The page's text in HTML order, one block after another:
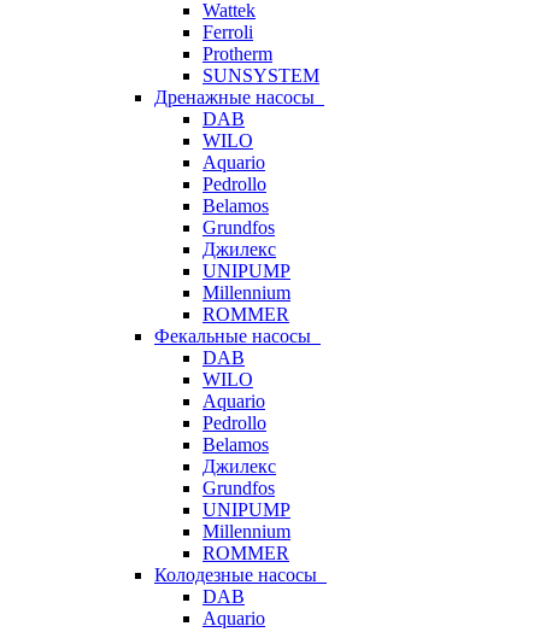
Wattek
Ferroli
Protherm
SUNSYSTEM
Дренажные насосы
DAB
WILO
Aquario
Pedrollo
Belamos
Grundfos
Джилекс
UNIPUMP
Millennium
ROMMER
Фекальные насосы
DAB
WILO
Aquario
Pedrollo
Belamos
Джилекс
Grundfos
UNIPUMP
Millennium
ROMMER
Колодезные насосы
DAB
Aquario